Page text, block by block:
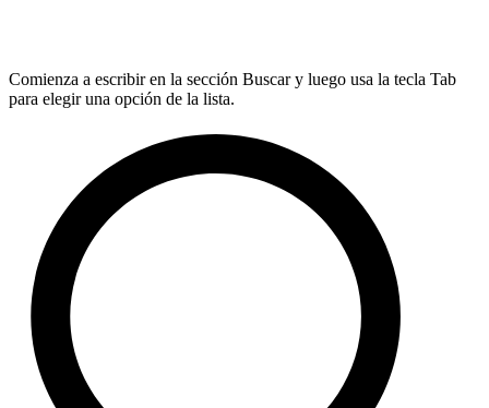
Comienza a escribir en la sección Buscar y luego usa la tecla Tab
para elegir una opción de la lista.